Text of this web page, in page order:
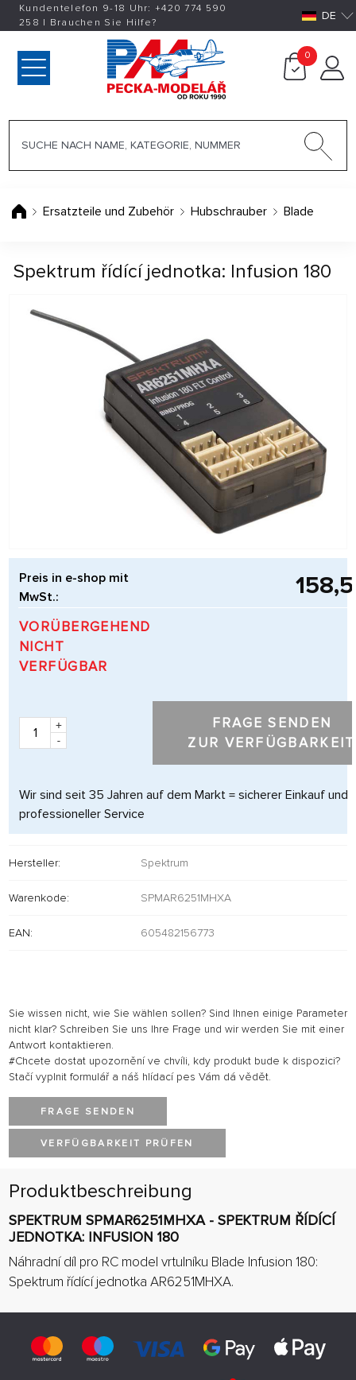
Kundentelefon 9-18 Uhr: +420774 590
258 | Brauchen Sie Hilfe? DE
0
Ersatzteile und Zubehör Hubschrauber Blade
Spektrum řídící jednotka: Infusion 180
Preis in e-shop mit
MwSt.:
VORÜBERGEHEND
NICHT
VERFÜGBAR
+
-
FRAGE SENDEN
ZUR VERFÜGBARKEIT
Wir sind seit 35 Jahren auf dem Markt = sicherer Einkauf und
professioneller Service
Hersteller: Spektrum
Warenkode: SPMAR6251MHXA
EAN: 605482156773
Sie wissen nicht, wie Sie wählen sollen? Sind Ihnen einige Parameter
nicht klar? Schreiben Sie uns Ihre Frage und wir werden Sie mit einer
Antwort kontaktieren.
#Chcete dostat upozornění ve chvíli, kdy produkt bude k dispozici?
Stačí vyplnit formulář a náš hlídací pes Vám dá vědět.
FRAGE SENDEN
VERFÜGBARKEIT PRÜFEN
Produktbeschreibung
SPEKTRUM SPMAR6251MHXA - SPEKTRUM ŘÍDÍCÍ
JEDNOTKA: INFUSION 180
Náhradní díl pro RC model vrtulníku Blade Infusion 180:
Spektrum řídící jednotka AR6251MHXA.